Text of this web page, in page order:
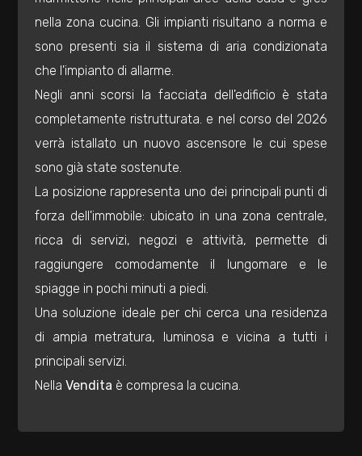
nella zona cucina. Gli impianti risultano a norma e
sono presenti sia il sistema di aria condizionata
che l'impianto di allarme.
Negli anni scorsi la facciata dell'edificio è stata
completamente ristrutturata. e nel corso del 2026
verrà istallato un nuovo ascensore le cui spese
sono già state sostenute.
La posizione rappresenta uno dei principali punti di
forza dell'immobile: ubicato in una zona centrale,
ricca di servizi, negozi e attività, permette di
raggiungere comodamente il lungomare e le
spiagge in pochi minuti a piedi.
Una soluzione ideale per chi cerca una residenza
di ampia metratura, luminosa e vicina a tutti i
principali servizi.
NellaVendita è compresa la cucina.
3
4
5
5+
Bagni
minimi
Qualsiasi
1
2
3